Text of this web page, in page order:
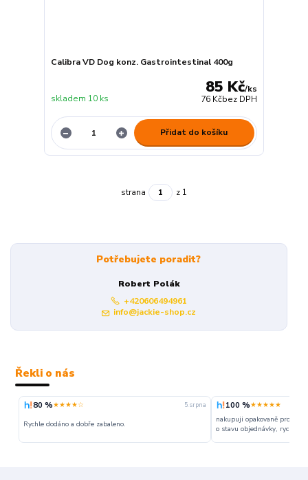
Calibra VD Dog konz. Gastrointestinal 400g
85 Kč/ks
76 Kčbez DPH
skladem 10 ks
Přidat do košíku
strana z 1
Potřebujete poradit?
Robert Polák
+420606494961
info@jackie-shop.cz
Řekli o nás
80 %★★★★☆ 5. srpna
Rychle dodáno a dobře zabaleno.
100 %★★★★★
nakupuji opakovaně pro
o stavu objednávky, rychlost